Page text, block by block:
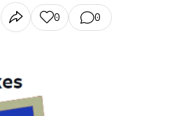
0 0